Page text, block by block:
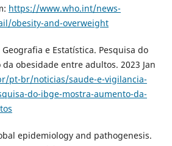
https://www.who.int/news-
obesity-and-overweight
e Estatística. Pesquisa do
obesidade entre adultos. 2023 Jan
pt-br/noticias/saude-e-vigilancia-
do-ibge-mostra-aumento-da-
epidemiology and pathogenesis.